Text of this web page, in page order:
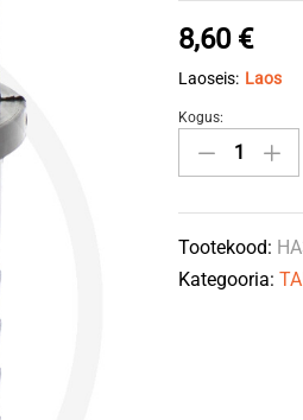
8,60 €
Laoseis: Laos
1
1/2"
ots
1
1/2"
Kogus:
Tootekood:
Kategooria: